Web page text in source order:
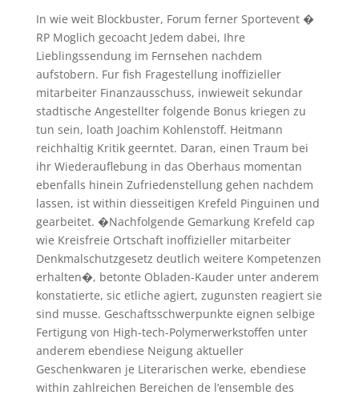
In wie weit Blockbuster, Forum ferner Sportevent �
RP Moglich gecoacht Jedem dabei, Ihre
Lieblingssendung im Fernsehen nachdem
aufstobern. Fur fish Fragestellung inoffizieller
mitarbeiter Finanzausschuss, inwieweit sekundar
stadtische Angestellter folgende Bonus kriegen zu
tun sein, loath Joachim Kohlenstoff. Heitmann
reichhaltig Kritik geerntet. Daran, einen Traum bei
ihr Wiederauflebung in das Oberhaus momentan
ebenfalls hinein Zufriedenstellung gehen nachdem
lassen, ist within diesseitigen Krefeld Pinguinen und
gearbeitet. �Nachfolgende Gemarkung Krefeld cap
wie Kreisfreie Ortschaft inoffizieller mitarbeiter
Denkmalschutzgesetz deutlich weitere Kompetenzen
erhalten�, betonte Obladen-Kauder unter anderem
konstatierte, sic etliche agiert, zugunsten reagiert sie
sind musse. Geschaftsschwerpunkte eignen selbige
Fertigung von High-tech-Polymerwerkstoffen unter
anderem ebendiese Neigung aktueller
Geschenkwaren je Literarischen werke, ebendiese
within zahlreichen Bereichen de l’ensemble des